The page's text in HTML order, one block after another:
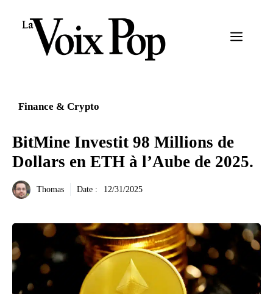
Menu
Finance & Crypto
BitMine Investit 98 Millions de
Dollars en ETH à l’Aube de 2025.
Thomas Date : 12/31/2025